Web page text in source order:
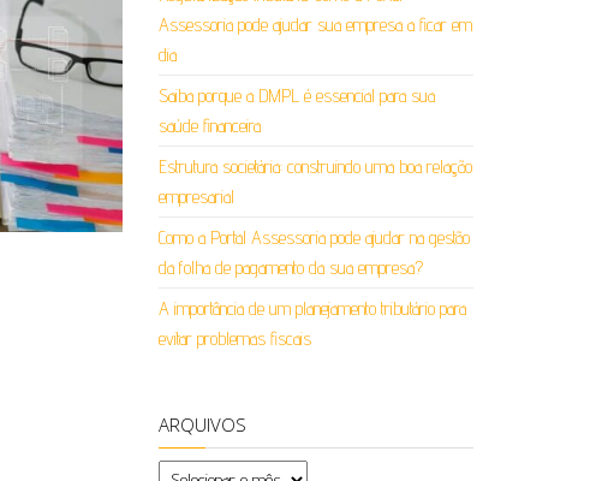
Assessoria pode ajudar sua empresa a ficar em
dia
Saiba porque a DMPL é essencial para sua
saúde financeira
Estrutura societária: construindo uma boa relação
empresarial
Como a Portal Assessoria pode ajudar na gestão
da folha de pagamento da sua empresa?
A importância de um planejamento tributário para
evitar problemas fiscais
ARQUIVOS
Arquivos